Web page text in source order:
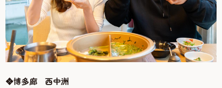
❖博多廊 西中洲